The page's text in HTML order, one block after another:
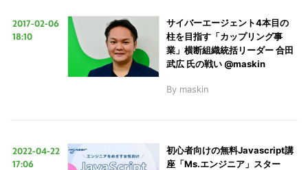
2017-02-06
18:10
サイバーエージェント4本目の
柱を目指す「カップリング事
業」横断組織統括リーダー 合田
武広 氏の戦い @maskin
By maskin
2022-04-22
17:06
初心者向けの無料Javascript講
座「Ms.エンジニア」スター